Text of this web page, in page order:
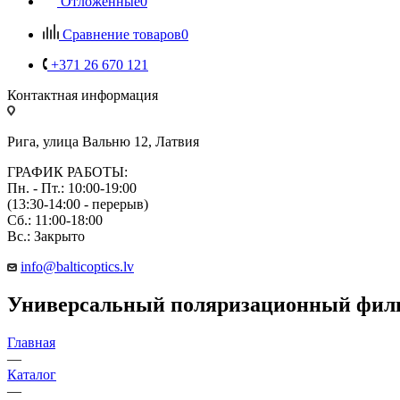
Сравнение товаров0
+371 26 670 121
Контактная информация
Рига, улица Вальню 12, Латвия
ГРАФИК РАБОТЫ:
Пн. - Пт.: 10:00-19:00
(13:30-14:00 - перерыв)
Сб.: 11:00-18:00
Вс.: Закрыто
info@balticoptics.lv
Универсальный поляризационный
Главная
—
Каталог
—